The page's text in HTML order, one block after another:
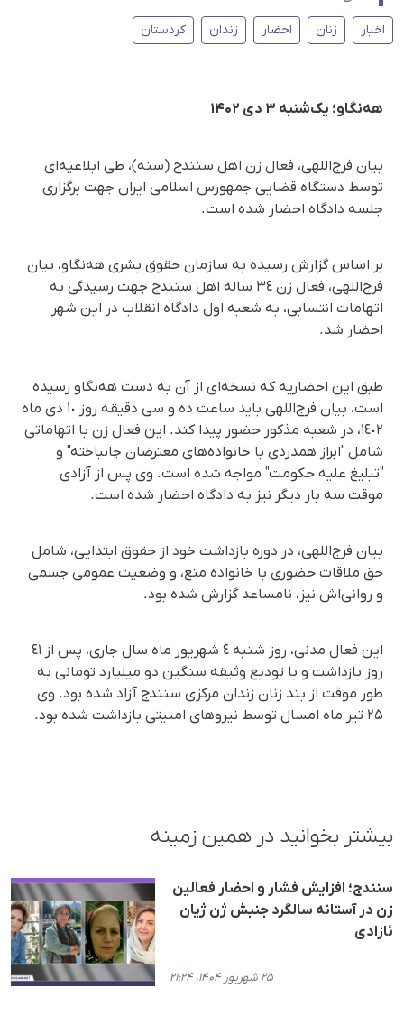
اخبار زنان احضار زندان کردستان
هه‌نگاو؛ یک‌شنبه ۳ دی ۱۴۰۲
بیان فرج‌اللهی، فعال زن اهل سنندج (سنه)، طی ابلاغیه‌ای
توسط دستگاه قضایی جمهورس اسلامی ایران جهت برگزاری
جلسه دادگاه احضار شده است.
بر اساس گزارش رسیده به سازمان حقوق بشری هه‌نگاو، بیان
فرج‌اللهی، فعال زن ٣٤ ساله اهل سنندج جهت رسیدگی به
اتهامات انتسابی، به شعبه اول دادگاه انقلاب در این شهر
احضار شد.
طبق این احضاریه که نسخه‌ای از آن به دست هه‌نگاو رسیده
است، بیان فرج‌اللهی باید ساعت ده و سی دقیقه روز ١٠ دی ماه
١٤٠٢، در شعبه مذکور حضور پیدا کند. این فعال زن با اتهاماتی
شامل "ابراز همدردی با خانواده‌های معترضان جانباخته" و
"تبلیغ علیه حکومت" مواجه شده است. وی پس از آزادی
موقت سه بار دیگر نیز به دادگاه احضار شده است.
بیان فرج‌اللهی، در دوره بازداشت خود از حقوق ابتدایی، شامل
حق ملاقات حضوری با خانواده منع، و وضعیت عمومی جسمی
و روانی‌اش نیز، نامساعد گزارش شده بود.
این فعال مدنی، روز شنبه ٤ شهریور ماه سال جاری، پس از ٤١
روز بازداشت و با تودیع وثیقه سنگین دو میلیارد تومانی به
طور موقت از بند زنان زندان مرکزی سنندج آزاد شده بود. وی
۲۵ تیر ماه امسال توسط نیروهای امنیتی بازداشت شده بود.
بیشتر بخوانید در همین زمینه
سنندج؛ افزایش فشار و احضار فعالین
زن در آستانه سالگرد جنبش ژن ژیان
ئازادی
۲۵ شهریور ۱۴۰۴، ۲۱:۲۴